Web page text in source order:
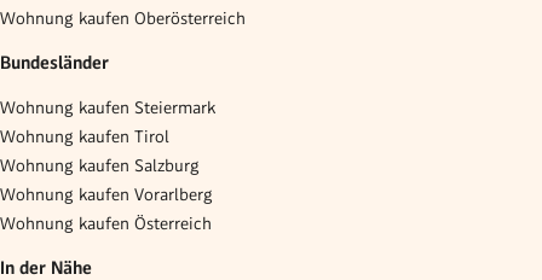
Wohnung kaufen Oberösterreich
Bundesländer
Wohnung kaufen Steiermark
Wohnung kaufen Tirol
Wohnung kaufen Salzburg
Wohnung kaufen Vorarlberg
Wohnung kaufen Österreich
In der Nähe